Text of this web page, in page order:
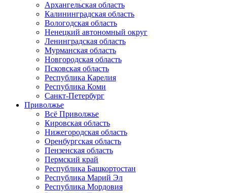
Архангельская область
Калининградская область
Вологодская область
Ненецкий автономный округ
Ленинградская область
Мурманская область
Новгородская область
Псковская область
Республика Карелия
Республика Коми
Санкт-Петербург
Приволжье
Всё Приволжье
Кировская область
Нижегородская область
Оренбургская область
Пензенская область
Пермский край
Республика Башкортостан
Республика Марий Эл
Республика Мордовия